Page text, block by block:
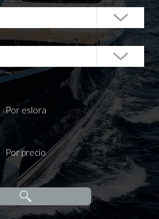
Por eslora
Por precio